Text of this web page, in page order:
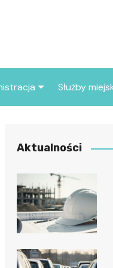
miasta
Służby
Policja
Aktualności